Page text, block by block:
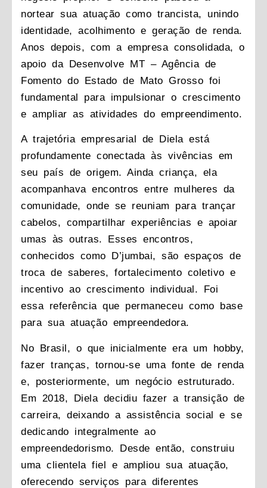
nortear sua atuação como trancista, unindo
identidade, acolhimento e geração de renda.
Anos depois, com a empresa consolidada, o
apoio da Desenvolve MT – Agência de
Fomento do Estado de Mato Grosso foi
fundamental para impulsionar o crescimento
e ampliar as atividades do empreendimento.
A trajetória empresarial de Diela está
profundamente conectada às vivências em
seu país de origem. Ainda criança, ela
acompanhava encontros entre mulheres da
comunidade, onde se reuniam para trançar
cabelos, compartilhar experiências e apoiar
umas às outras. Esses encontros,
conhecidos como D’jumbai, são espaços de
troca de saberes, fortalecimento coletivo e
incentivo ao crescimento individual. Foi
essa referência que permaneceu como base
para sua atuação empreendedora.
No Brasil, o que inicialmente era um hobby,
fazer tranças, tornou-se uma fonte de renda
e, posteriormente, um negócio estruturado.
Em 2018, Diela decidiu fazer a transição de
carreira, deixando a assistência social e se
dedicando integralmente ao
empreendedorismo. Desde então, construiu
uma clientela fiel e ampliou sua atuação,
oferecendo serviços para diferentes